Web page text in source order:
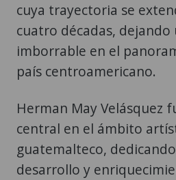
cuya trayectoria se
cuatro décadas, dejando
imborrable en el
país centroamericano.
Herman May Velásquez
central en el ámbito
guatemalteco,
desarrollo y